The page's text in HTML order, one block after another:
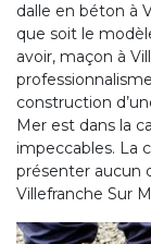
dalle en béton à
que soit le
avoir, maçon à
construction
Mer est dans la
impeccables. La
présenter aucun
Villefranche Sur